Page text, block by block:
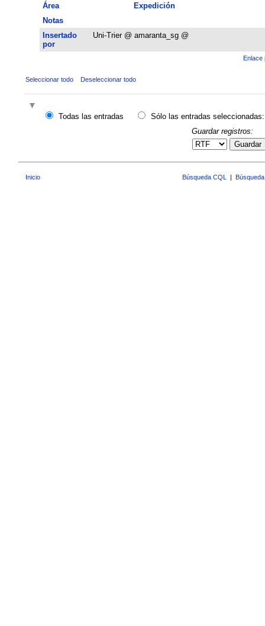
Área
Expedición
Notas
Insertado
por
Uni-Trier @ amaranta_sg @
Enlace
Seleccionar todo Deseleccionar todo
Todas las entradas
Sólo las entradas seleccionadas:
Guardar registros:
Guardar
Inicio Búsqueda CQL